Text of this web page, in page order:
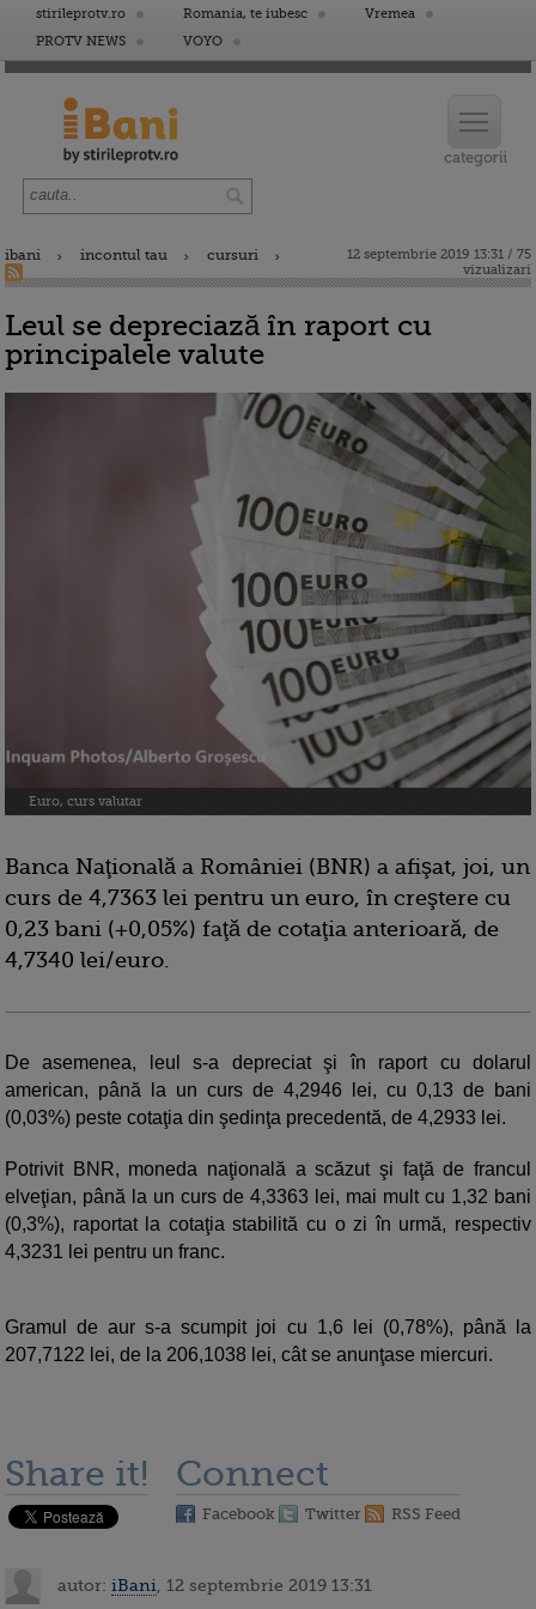
stirileprotv.ro Romania, te iubesc
Vremea
PROTV NEWS
VOYO
ibani incontul tau cursuri
12 septembrie 2019 13:31 / 75
vizualizari
Leul se depreciază în raport cu
principalele valute
Euro, curs valutar
Banca Naţională a României (BNR) a afişat, joi, un
curs de 4,7363 lei pentru un euro, în creştere cu
0,23 bani (+0,05%) faţă de cotaţia anterioară, de
4,7340 lei/euro.
De asemenea, leul s-a depreciat şi în raport cu dolarul
american, până la un curs de 4,2946 lei, cu 0,13 de bani
(0,03%) peste cotaţia din şedinţa precedentă, de 4,2933 lei.
Potrivit BNR, moneda naţională a scăzut şi faţă de francul
elveţian, până la un curs de 4,3363 lei, mai mult cu 1,32 bani
(0,3%), raportat la cotaţia stabilită cu o zi în urmă, respectiv
4,3231 lei pentru un franc.
Gramul de aur s-a scumpit joi cu 1,6 lei (0,78%), până la
207,7122 lei, de la 206,1038 lei, cât se anunţase miercuri.
Share it! Connect
Facebook Twitter RSS Feed
autor: iBani , 12 septembrie 2019 13:31